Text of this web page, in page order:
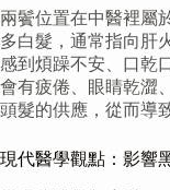
兩鬢位置在中醫裡屬
多白髮，通常指向肝
感到煩躁不安、口乾
會有疲倦、眼睛乾澀
頭髮的供應，從而導
現代醫學觀點：影響